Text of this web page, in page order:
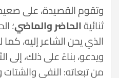
وتقوم القصيدة، على
ثنائيةالحاضر والماضي؛
الذي يحن الشاعر إليه،
ويدعو، بناءً على ذلك، إلى
من تبعاته: النفي